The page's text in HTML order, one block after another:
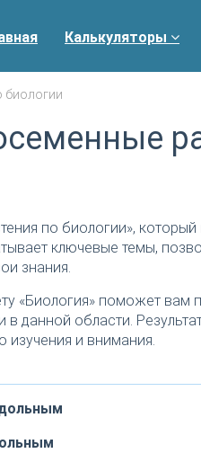
Калькуляторы
биологии
по биологии»,
ключевые темы,
знания.
«Биология» поможет вам
данной области.
и внимания.